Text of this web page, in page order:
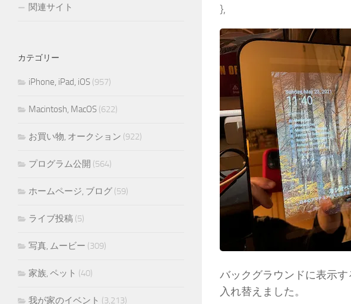
},
バックグラウンドに表示
入れ替えました。
関連サイト
カテゴリー
iPhone, iPad, iOS (957)
Macintosh, MacOS (622)
お買い物, オークション (922)
プログラム公開 (564)
ホームページ, ブログ (59)
ライブ投稿 (5)
写真, ムービー (309)
家族, ペット (40)
我が家のイベント (3,213)